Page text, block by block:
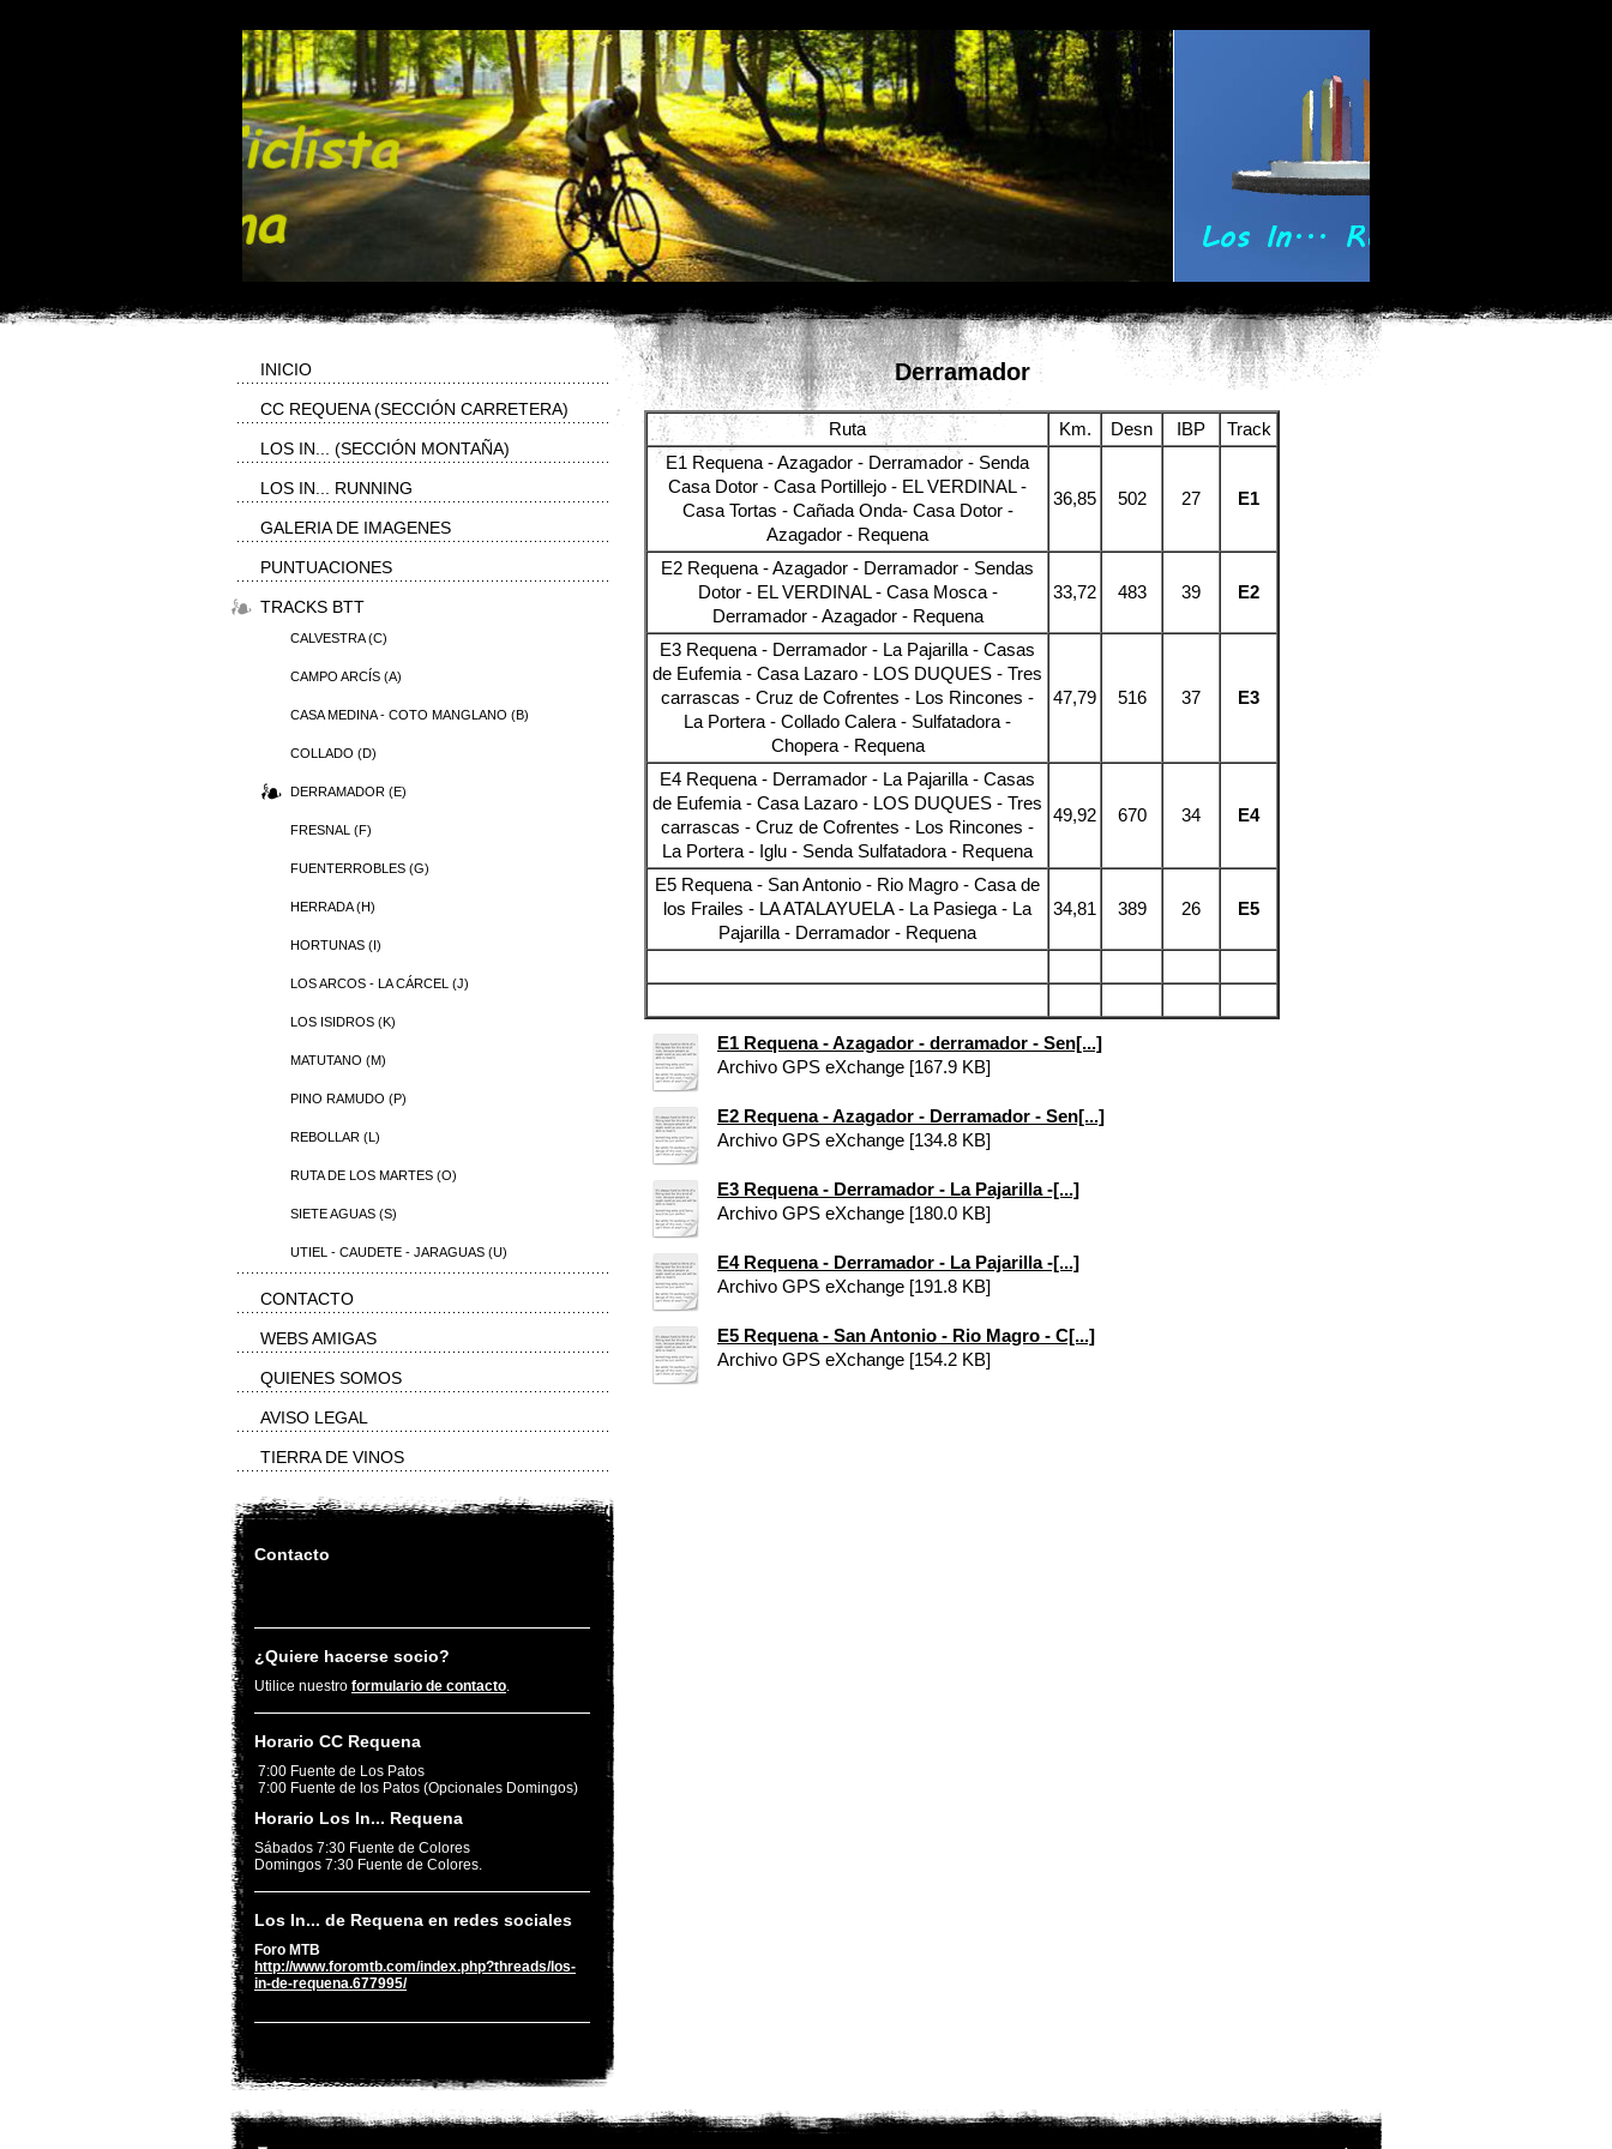
Derramador
Ruta Km. Desn IBP
Track
E1 Requena - Azagador - Derramador - Senda
Casa Dotor - Casa Portillejo - EL VERDINAL -
Casa Tortas - Cañada Onda- Casa Dotor -
Azagador - Requena
36,85 502 27 E1
E2 Requena - Azagador - Derramador - Sendas
Dotor - EL VERDINAL - Casa Mosca -
Derramador - Azagador - Requena
33,72 483 39 E2
E3 Requena - Derramador - La Pajarilla - Casas
de Eufemia - Casa Lazaro - LOS DUQUES - Tres
carrascas - Cruz de Cofrentes - Los Rincones -
La Portera - Collado Calera - Sulfatadora -
Chopera - Requena
47,79 516 37 E3
E4 Requena - Derramador - La Pajarilla - Casas
de Eufemia - Casa Lazaro - LOS DUQUES - Tres
carrascas - Cruz de Cofrentes - Los Rincones -
La Portera - Iglu - Senda Sulfatadora - Requena
49,92 670 34 E4
E5 Requena - San Antonio - Rio Magro - Casa de
los Frailes - LA ATALAYUELA - La Pasiega - La
Pajarilla - Derramador - Requena
34,81 389 26 E5
E1 Requena - Azagador - derramador - Sen[...]
Archivo GPS eXchange [167.9 KB]
E2 Requena - Azagador - Derramador - Sen[...]
Archivo GPS eXchange [134.8 KB]
E3 Requena - Derramador - La Pajarilla -[...]
Archivo GPS eXchange [180.0 KB]
E4 Requena - Derramador - La Pajarilla -[...]
Archivo GPS eXchange [191.8 KB]
E5 Requena - San Antonio - Rio Magro - C[...]
Archivo GPS eXchange [154.2 KB]
INICIO
CC REQUENA (SECCIÓN CARRETERA)
LOS IN... (SECCIÓN MONTAÑA)
LOS IN... RUNNING
GALERIA DE IMAGENES
PUNTUACIONES
TRACKS BTT
CALVESTRA (C)
CAMPO ARCÍS (A)
CASA MEDINA - COTO MANGLANO (B)
COLLADO (D)
DERRAMADOR (E)
FRESNAL (F)
FUENTERROBLES (G)
HERRADA (H)
HORTUNAS (I)
LOS ARCOS - LA CÁRCEL (J)
LOS ISIDROS (K)
MATUTANO (M)
PINO RAMUDO (P)
REBOLLAR (L)
RUTA DE LOS MARTES (O)
SIETE AGUAS (S)
UTIEL - CAUDETE - JARAGUAS (U)
CONTACTO
WEBS AMIGAS
QUIENES SOMOS
AVISO LEGAL
TIERRA DE VINOS
Contacto
¿Quiere hacerse socio?
Utilice nuestro formulario de contacto.
Horario CC Requena
7:00 Fuente de Los Patos
7:00 Fuente de los Patos (Opcionales Domingos)
Horario Los In... Requena
Sábados 7:30 Fuente de Colores
Domingos 7:30 Fuente de Colores.
Los In... de Requena en redes sociales
Foro MTB
http://www.foromtb.com/index.php?threads/los-
in-de-requena.677995/